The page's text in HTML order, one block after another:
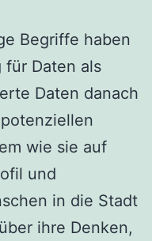
Begriffe haben
für Daten als
Daten danach
wie sie auf
und
in die Stadt
ihre Denken,